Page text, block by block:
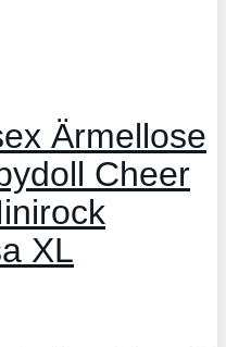
Ärmellose
Cheer
XL